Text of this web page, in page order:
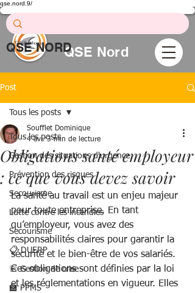
qse.nord.9/
QSE Nord
Conseil
QSE NORD
Post
Tous les posts
Gestion des situations d'urgence
Prévention des risques
Secourisme
Lutte contre les incendies
Secourisme
📋 DUERP
🚨 Gestion de crise
🏫 PPMS
Tous les posts
Obligations santé employeur
: ce que vous devez savoir
Soufflet Dominique
4 avr. 3 min de lecture
La santé au travail est un enjeu majeur
pour toute entreprise. En tant
qu’employeur, vous avez des
responsabilités claires pour garantir la
sécurité et le bien-être de vos salariés.
Ces obligations sont définies par la loi
et les réglementations en vigueur. Elles